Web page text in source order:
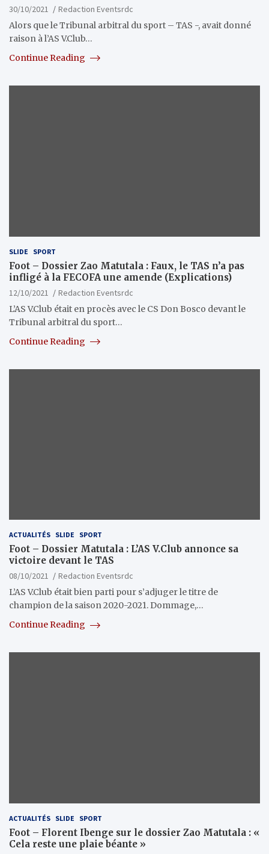
30/10/2021
Redaction Eventsrdc
Alors que le Tribunal arbitral du sport – TAS -, avait donné
raison à l’AS V.Club…
Continue Reading
SLIDE SPORT
Foot – Dossier Zao Matutala : Faux, le TAS n’a pas
infligé à la FECOFA une amende (Explications)
12/10/2021
Redaction Eventsrdc
L’AS V.Club était en procès avec le CS Don Bosco devant le
Tribunal arbitral du sport…
Continue Reading
ACTUALITÉS SLIDE SPORT
Foot – Dossier Matutala : L’AS V.Club annonce sa
victoire devant le TAS
08/10/2021
Redaction Eventsrdc
L’AS V.Club était bien parti pour s’adjuger le titre de
champion de la saison 2020-2021. Dommage,…
Continue Reading
ACTUALITÉS SLIDE SPORT
Foot – Florent Ibenge sur le dossier Zao Matutala : «
Cela reste une plaie béante »